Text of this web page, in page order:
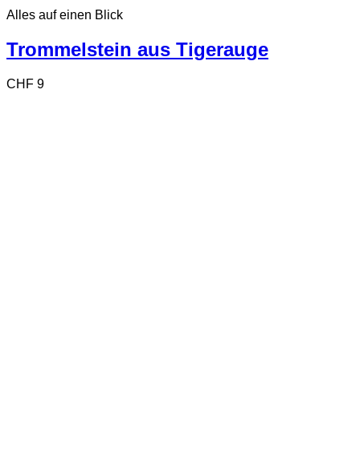
Alles auf einen Blick
Trommelstein aus Tigerauge
CHF 9